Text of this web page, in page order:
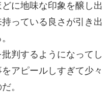
に地味な印象を醸し出
っている良さが引き出
判するようになってし
アピールしすぎて少々
。